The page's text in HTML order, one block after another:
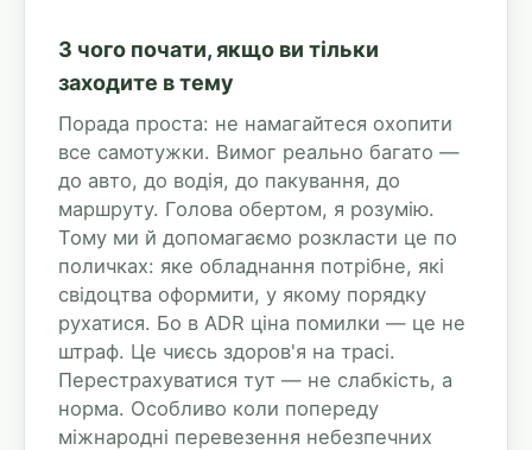
З чого почати, якщо ви тільки
заходите в тему
Порада проста: не намагайтеся охопити
все самотужки. Вимог реально багато —
до авто, до водія, до пакування, до
маршруту. Голова обертом, я розумію.
Тому ми й допомагаємо розкласти це по
поличках: яке обладнання потрібне, які
свідоцтва оформити, у якому порядку
рухатися. Бо в ADR ціна помилки — це не
штраф. Це чиєсь здоров'я на трасі.
Перестрахуватися тут — не слабкість, а
норма. Особливо коли попереду
міжнародні перевезення небезпечних